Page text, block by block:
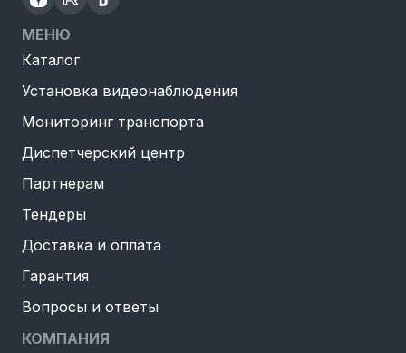
МЕНЮ
Каталог
Установка видеонаблюдения
Мониторинг транспорта
Диспетчерский центр
Партнерам
Тендеры
Доставка и оплата
Гарантия
Вопросы и ответы
КОМПАНИЯ